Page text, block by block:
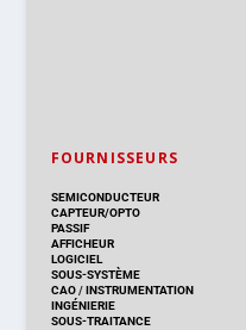
FOURNISSEURS
SEMICONDUCTEUR
CAPTEUR/OPTO
PASSIF
AFFICHEUR
LOGICIEL
SOUS-SYSTÈME
CAO/INSTRUMENTATION
INGÉNIERIE
SOUS-TRAITANCE